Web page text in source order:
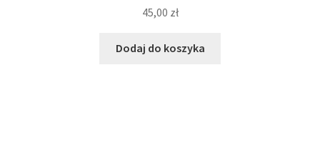
45,00 zł
Dodaj do koszyka